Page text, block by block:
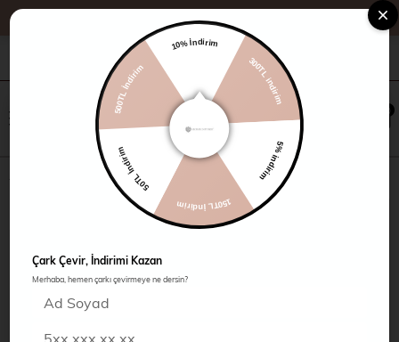
+90 216 485 60 90 Kampanyalar
0
Pantolon
10% İndirim
300TL indirim
5% indirim
150TL İndirim
50TL İndirim
500TL İndirim
Çark Çevir, İndirimi Kazan
Merhaba, hemen çarkı çevirmeye ne dersin?